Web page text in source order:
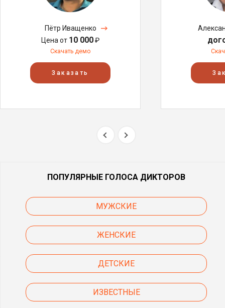
Пётр Иващенко
Цена от 10 000₽
Скачать демо
Заказать
ПОПУЛЯРНЫЕ ГОЛОСА ДИКТОРОВ
МУЖСКИЕ
ЖЕНСКИЕ
ДЕТСКИЕ
ИЗВЕСТНЫЕ